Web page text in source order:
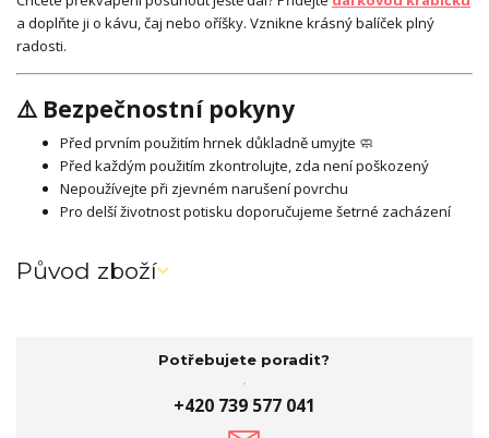
a doplňte ji o kávu, čaj nebo oříšky. Vznikne krásný balíček plný
radosti.
⚠️ Bezpečnostní pokyny
Před prvním použitím hrnek důkladně umyjte 🧼
Před každým použitím zkontrolujte, zda není poškozený
Nepoužívejte při zjevném narušení povrchu
Pro delší životnost potisku doporučujeme šetrné zacházení
Původ zboží
Potřebujete poradit?
+420 739 577 041